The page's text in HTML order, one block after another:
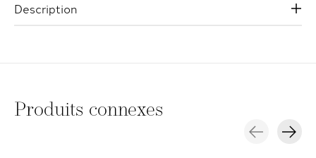
Description
Produits connexes